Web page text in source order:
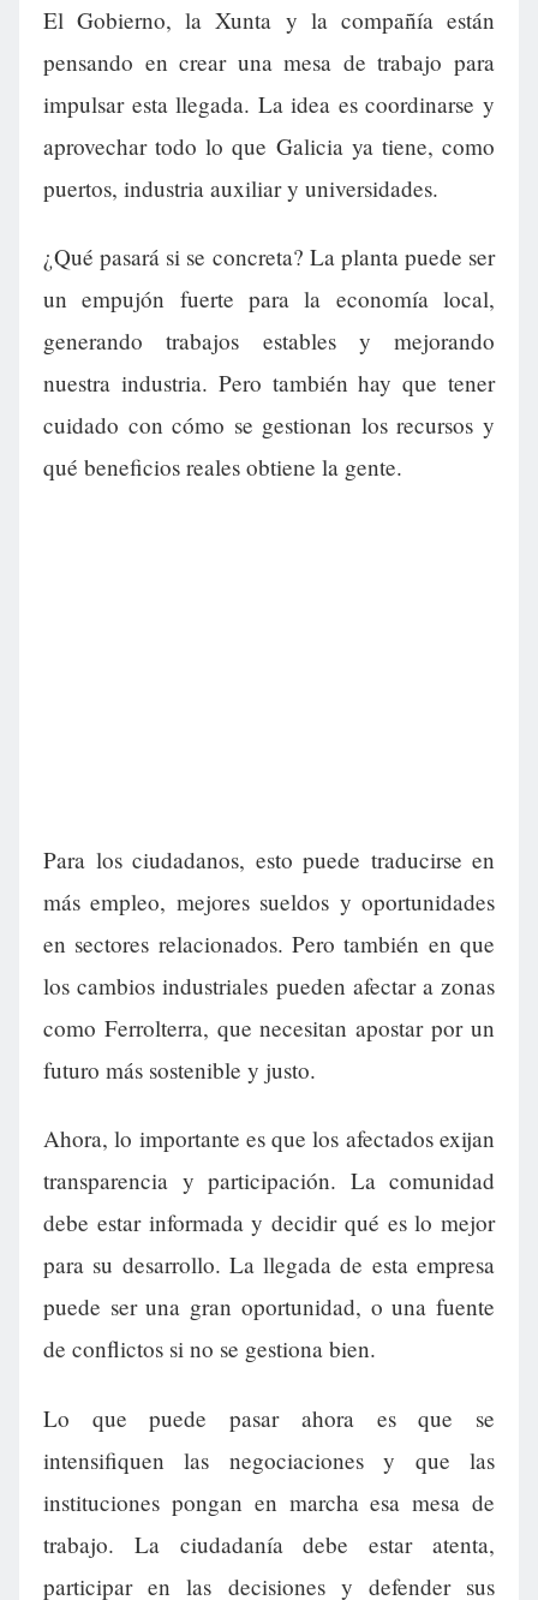
El Gobierno, la Xunta y la compañía están
pensando en crear una mesa de trabajo para
impulsar esta llegada. La idea es coordinarse y
aprovechar todo lo que Galicia ya tiene, como
puertos, industria auxiliar y universidades.
¿Qué pasará si se concreta? La planta puede ser
un empujón fuerte para la economía local,
generando trabajos estables y mejorando
nuestra industria. Pero también hay que tener
cuidado con cómo se gestionan los recursos y
qué beneficios reales obtiene la gente.
Para los ciudadanos, esto puede traducirse en
más empleo, mejores sueldos y oportunidades
en sectores relacionados. Pero también en que
los cambios industriales pueden afectar a zonas
como Ferrolterra, que necesitan apostar por un
futuro más sostenible y justo.
Ahora, lo importante es que los afectados exijan
transparencia y participación. La comunidad
debe estar informada y decidir qué es lo mejor
para su desarrollo. La llegada de esta empresa
puede ser una gran oportunidad, o una fuente
de conflictos si no se gestiona bien.
Lo que puede pasar ahora es que se
intensifiquen las negociaciones y que las
instituciones pongan en marcha esa mesa de
trabajo. La ciudadanía debe estar atenta,
participar en las decisiones y defender sus